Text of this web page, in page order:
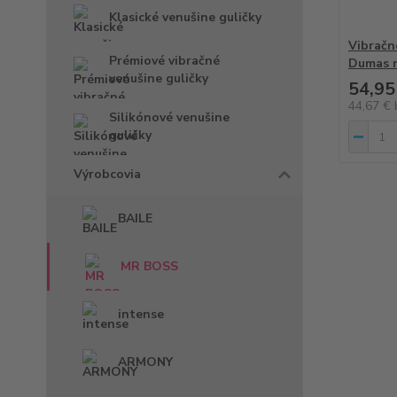
Klasické venušine guličky
Prémiové vibračné
venušine guličky
Silikónové venušine
guličky
Výrobcovia
BAILE
MR BOSS
intense
ARMONY
Dumas
44,67 €